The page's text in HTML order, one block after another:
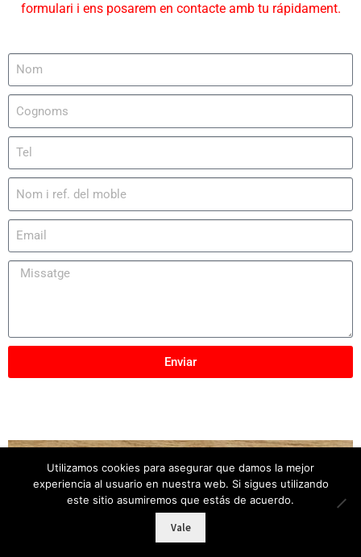
formulari i ens posarem en contacte amb tu rápidament.
Enviar
Copyright © 2025 Mobles Elber – Tots els drets
reservats
Utilizamos cookies para asegurar que damos la mejor
experiencia al usuario en nuestra web. Si sigues utilizando
este sitio asumiremos que estás de acuerdo.
Vale